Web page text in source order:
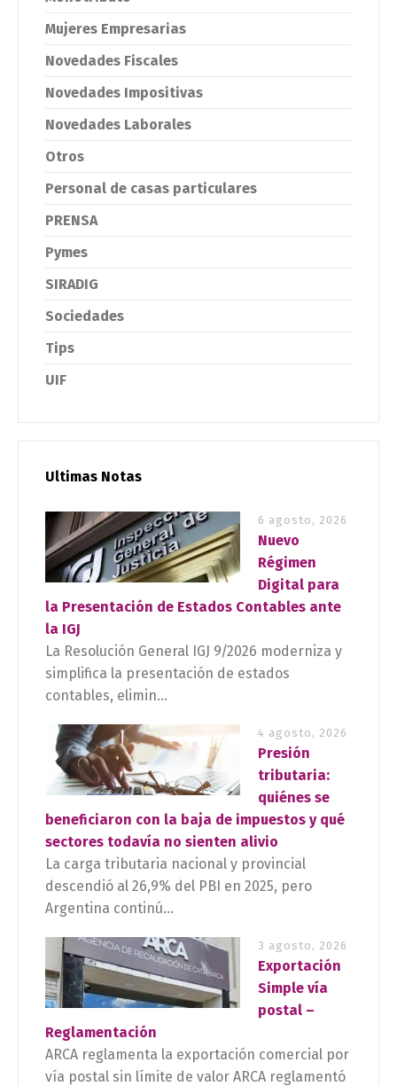
Mujeres Empresarias
Novedades Fiscales
Novedades Impositivas
Novedades Laborales
Otros
Personal de casas particulares
PRENSA
Pymes
SIRADIG
Sociedades
Tips
UIF
Ultimas Notas
6 agosto, 2026
Nuevo
Régimen
Digital para
la Presentación de Estados Contables ante
la IGJ
La Resolución General IGJ 9/2026 moderniza y
simplifica la presentación de estados
contables, elimin...
4 agosto, 2026
Presión
tributaria:
quiénes se
beneficiaron con la baja de impuestos y qué
sectores todavía no sienten alivio
La carga tributaria nacional y provincial
descendió al 26,9% del PBI en 2025, pero
Argentina continú...
3 agosto, 2026
Exportación
Simple vía
postal –
Reglamentación
ARCA reglamenta la exportación comercial por
vía postal sin límite de valor ARCA reglamentó